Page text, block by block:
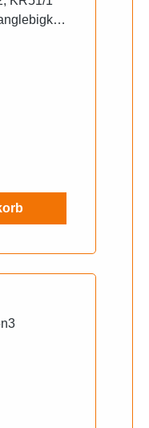
- 11 =
usw.)